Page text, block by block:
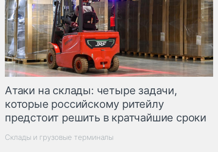
Атаки на склады: четыре задачи,
которые российскому ритейлу
предстоит решить в кратчайшие сроки
Склады и грузовые терминалы